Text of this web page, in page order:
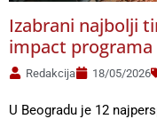
Izabrani najbolji
impact programa
Redakcija 18/05/2026
U Beogradu je 12